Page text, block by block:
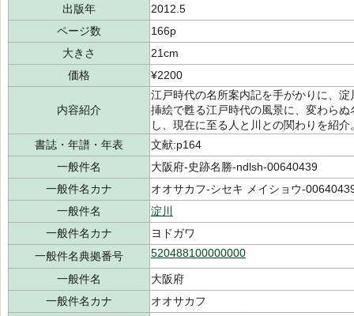
出版年
2012.5
ページ数
166p
大きさ
21cm
価格
¥2200
内容紹介
江戸時代の名所案内記を手がかりに、
挿絵で甦る江戸時代の風景に、変わら
し、現在に至る人と川との関わりを紹介
書誌・年譜・年表
文献:p164
一般件名
大阪府-史跡名勝-ndlsh-00640439
一般件名カナ
オオサカフ-シセキ メイショウ-
一般件名
淀川
一般件名カナ
ヨドガワ
一般件名典拠番号
520488100000000
一般件名
大阪府
一般件名カナ
オオサカフ